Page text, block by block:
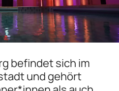
befindet sich im
und gehört